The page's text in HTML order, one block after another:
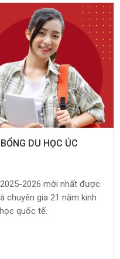
DU HỌC ÚC
2026 mới nhất được
chuyên gia 21 năm kinh
quốc tế.